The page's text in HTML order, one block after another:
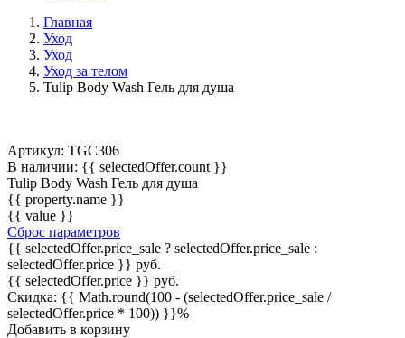
Главная
Уход
Уход
Уход за телом
Tulip Body Wash Гель для душа
Артикул: TGC306
В наличии: {{ selectedOffer.count }}
Tulip Body Wash Гель для душа
{{ property.name }}
{{ value }}
Сброс параметров
{{ selectedOffer.price_sale ? selectedOffer.price_sale :
selectedOffer.price }} руб.
{{ selectedOffer.price }} руб.
Скидка: {{ Math.round(100 - (selectedOffer.price_sale /
selectedOffer.price * 100)) }}%
Добавить в корзину